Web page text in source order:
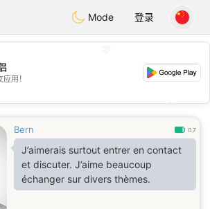
Suissi Mode 登录
💕
用！
Bern 0.7
J’aimerais surtout entrer en contact
et discuter. J’aime beaucoup
échanger sur divers thèmes.